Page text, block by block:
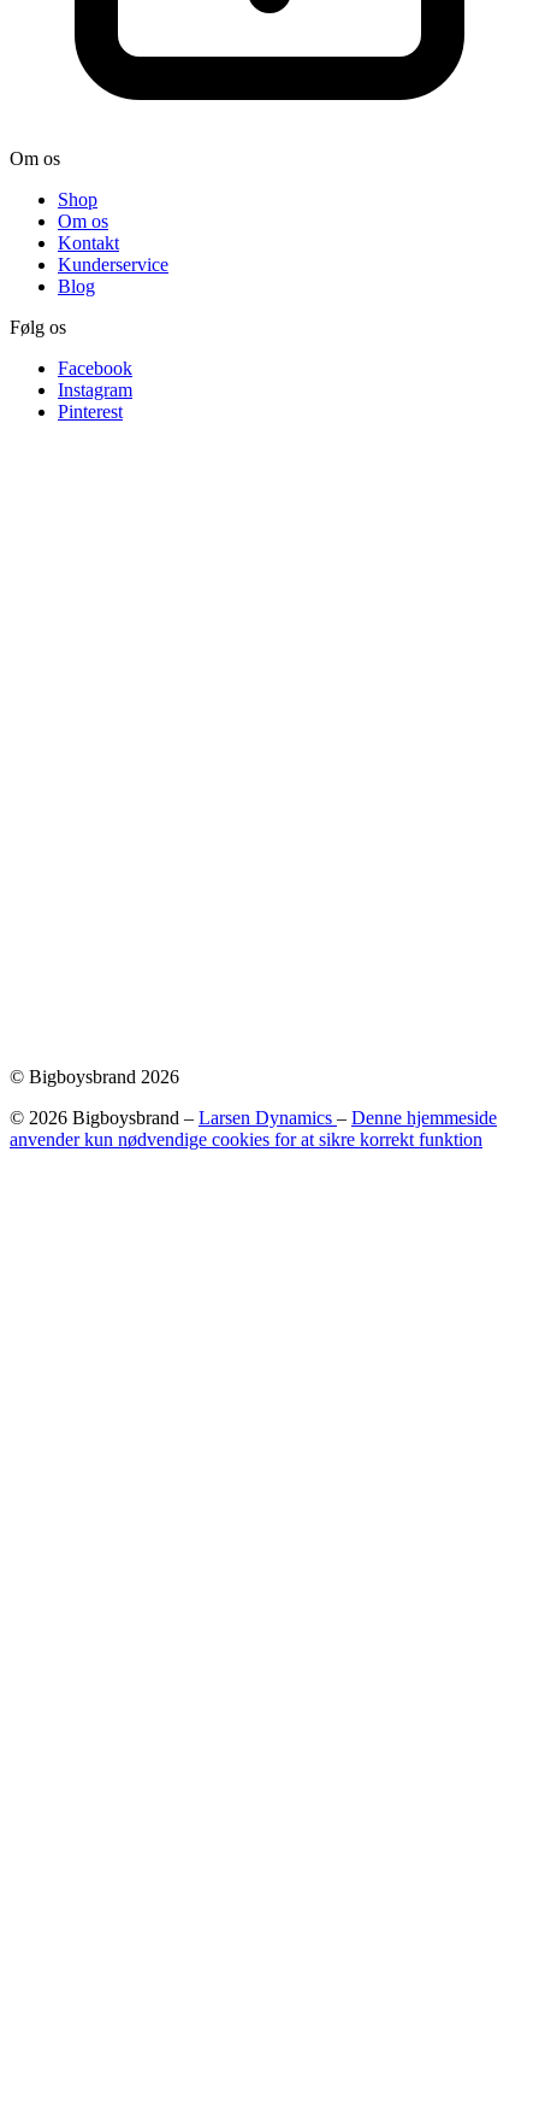
Om os
Shop
Om os
Kontakt
Kunderservice
Blog
Følg os
Facebook
Instagram
Pinterest
© Bigboysbrand 2026
© 2026 Bigboysbrand – Larsen Dynamics – Denne hjemmeside
anvender kun nødvendige cookies for at sikre korrekt funktion